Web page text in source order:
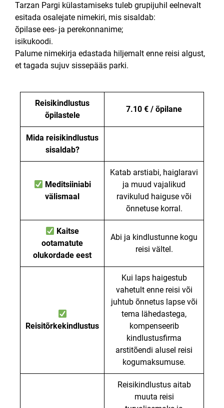
Tarzan Pargi külastamiseks tuleb grupijuhil eelnevalt
esitada osalejate nimekiri, mis sisaldab:
õpilase ees- ja perekonnanime;
isikukoodi.
Palume nimekirja edastada hiljemalt enne reisi algust,
et tagada sujuv sissepääs parki.
Reisikindlustus
õpilastele
7.10 € / õpilane
Mida reisikindlustus
sisaldab?
Meditsiiniabi
välismaal
Katab arstiabi, haiglaravi
ja muud vajalikud
ravikulud haiguse või
õnnetuse korral.
Kaitse
ootamatute
olukordade eest
Abi ja kindlustunne kogu
reisi vältel.
Reisitõrkekindlustus
Kui laps haigestub
vahetult enne reisi või
juhtub õnnetus lapse või
tema lähedastega,
kompenseerib
kindlustusfirma
arstitõendi alusel reisi
kogumaksumuse.
Reisikindlustus aitab
muuta reisi